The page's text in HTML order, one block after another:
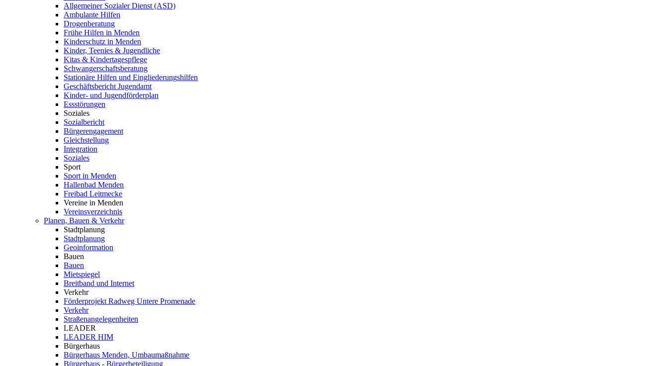
Allgemeiner Sozialer Dienst (ASD)
Ambulante Hilfen
Drogenberatung
Frühe Hilfen in Menden
Kinderschutz in Menden
Kinder, Teenies & Jugendliche
Kitas & Kindertagespflege
Schwangerschaftsberatung
Stationäre Hilfen und Eingliederungshilfen
Geschäftsbericht Jugendamt
Kinder- und Jugendförderplan
Essstörungen
Soziales
Sozialbericht
Bürgerengagement
Gleichstellung
Integration
Soziales
Sport
Sport in Menden
Hallenbad Menden
Freibad Leitmecke
Vereine in Menden
Vereinsverzeichnis
Planen, Bauen & Verkehr
Stadtplanung
Stadtplanung
Geoinformation
Bauen
Bauen
Mietspiegel
Breitband und Internet
Verkehr
Förderprojekt Radweg Untere Promenade
Verkehr
Straßenangelegenheiten
LEADER
LEADER HIM
Bürgerhaus
Bürgerhaus Menden, Umbaumaßnahme
Bürgerhaus - Bürgerbeteiligung